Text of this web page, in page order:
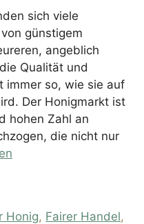
sich viele
günstigem
angeblich
Qualität und
immer so, wie sie auf
Der Honigmarkt ist
hohen Zahl an
die nicht nur
Honig, Fairer Handel,